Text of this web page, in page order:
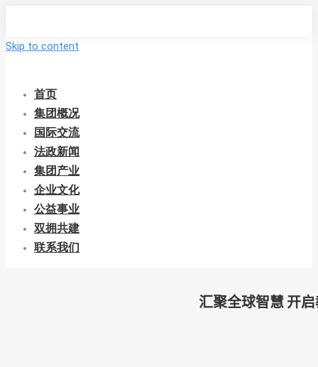
Skip to content
首页
集团概况
国际交流
法政新闻
集团产业
企业文化
公益事业
双拥共建
联系我们
汇聚全球智慧 开